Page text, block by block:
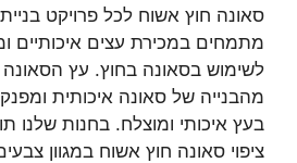
סאונה חוץ אשוח לכל פרויקט
מתמחים במכירת עצים איכותיים
לשימוש בסאונה בחוץ. עץ
מהבנייה של סאונה איכותית
בעץ איכותי ומוצלח. בחנות שלנו
ציפוי סאונה חוץ אשוח במגוון